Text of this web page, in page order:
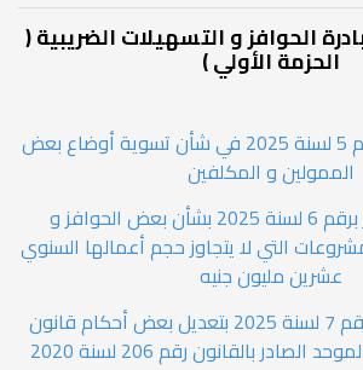
الحوافز و التسهيلات الضريبية (
الحزمة الأولي )
القانون الصادر برقم 5 لسنة 2025 في شأن تسوية أوضاع بعض
الممولين و المكلفين
القانون الصادر برقم 6 لسنة 2025 بشأن بعض الحوافز و
التي لا يتجاوز حجم أعمالها السنوي
عشرين مليون جنيه
القانون الصادر برقم 7 لسنة 2025 بتعديل بعض أحكام قانون
بالقانون رقم 206 لسنة 2020